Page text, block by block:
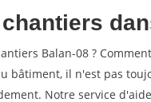
Balan-08 ?
bâtiment, il n'est pas
Notre service